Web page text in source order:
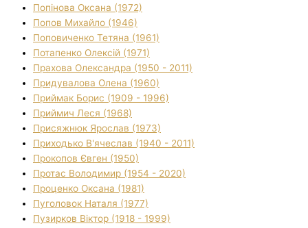
Попінова Оксана (1972)
Попов Михайло (1946)
Поповиченко Тетяна (1961)
Потапенко Олексій (1971)
Прахова Олександра (1950 - 2011)
Придувалова Олена (1960)
Приймак Борис (1909 - 1996)
Приймич Леся (1968)
Присяжнюк Ярослав (1973)
Приходько В'ячеслав (1940 - 2011)
Прокопов Євген (1950)
Протас Володимир (1954 - 2020)
Проценко Оксана (1981)
Пуголовок Наталя (1977)
Пузирков Віктор (1918 - 1999)